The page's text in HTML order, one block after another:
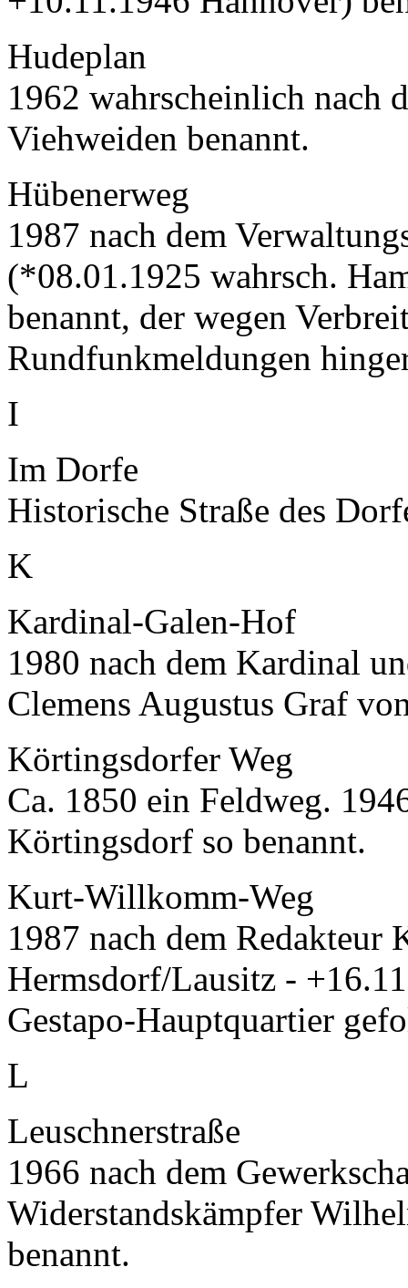
Hudeplan
1962 wahrscheinlich nach
Viehweiden benannt.
Hübenerweg
1987 nach dem
(*08.01.1925 wahrsch.
benannt, der wegen
Rundfunkmeldungen
I
Im Dorfe
Historische Straße des
K
Kardinal-Galen-Hof
1980 nach dem Kardinal
Clemens Augustus Graf
Körtingsdorfer Weg
Ca. 1850 ein Feldweg.
Körtingsdorf so benannt.
Kurt-Willkomm-Weg
1987 nach dem
Hermsdorf/Lausitz -
Gestapo-Hauptquartier
L
Leuschnerstraße
1966 nach dem
Widerstandskämpfer
benannt.